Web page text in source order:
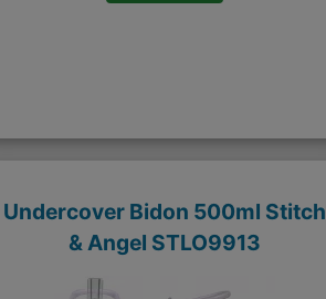
Undercover Bidon 500ml Stitch
& Angel STLO9913